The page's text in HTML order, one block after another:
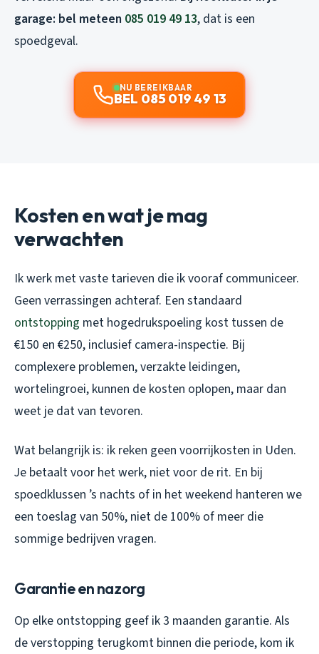
garage: bel meteen 085 019 49 13, dat is een
spoedgeval.
NU BEREIKBAAR
BEL 085 019 49 13
Kosten en wat je mag
verwachten
Ik werk met vaste tarieven die ik vooraf communiceer.
Geen verrassingen achteraf. Een standaard
ontstopping met hogedrukspoeling kost tussen de
€150 en €250, inclusief camera-inspectie. Bij
complexere problemen, verzakte leidingen,
wortelingroei, kunnen de kosten oplopen, maar dan
weet je dat van tevoren.
Wat belangrijk is: ik reken geen voorrijkosten in Uden.
Je betaalt voor het werk, niet voor de rit. En bij
spoedklussen ’s nachts of in het weekend hanteren we
een toeslag van 50%, niet de 100% of meer die
sommige bedrijven vragen.
Garantie en nazorg
Op elke ontstopping geef ik 3 maanden garantie. Als
de verstopping terugkomt binnen die periode, kom ik